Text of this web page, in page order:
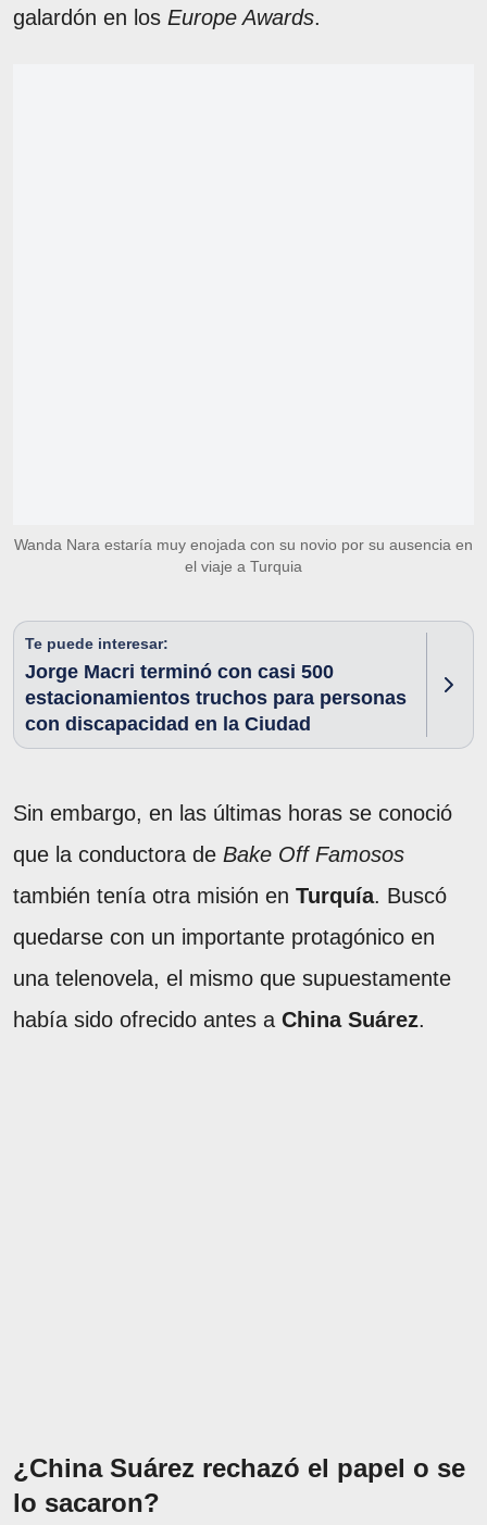
galardón en los Europe Awards.
Wanda Nara estaría muy enojada con su novio por su ausencia en
el viaje a Turquia
Te puede interesar:
Jorge Macri terminó con casi 500
estacionamientos truchos para personas
con discapacidad en la Ciudad
Sin embargo, en las últimas horas se conoció
que la conductora de Bake Off Famosos
también tenía otra misión en Turquía. Buscó
quedarse con un importante protagónico en
una telenovela, el mismo que supuestamente
había sido ofrecido antes a China Suárez.
¿China Suárez rechazó el papel o se
lo sacaron?